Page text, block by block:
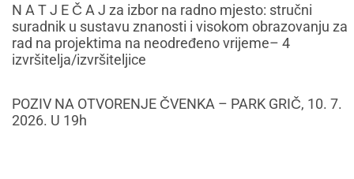
N A T J E Č A J za izbor na radno mjesto: stručni
suradnik u sustavu znanosti i visokom obrazovanju za
rad na projektima na neodređeno vrijeme– 4
izvršitelja/izvršiteljice
POZIV NA OTVORENJE ČVENKA – PARK GRIČ, 10. 7.
2026. U 19h